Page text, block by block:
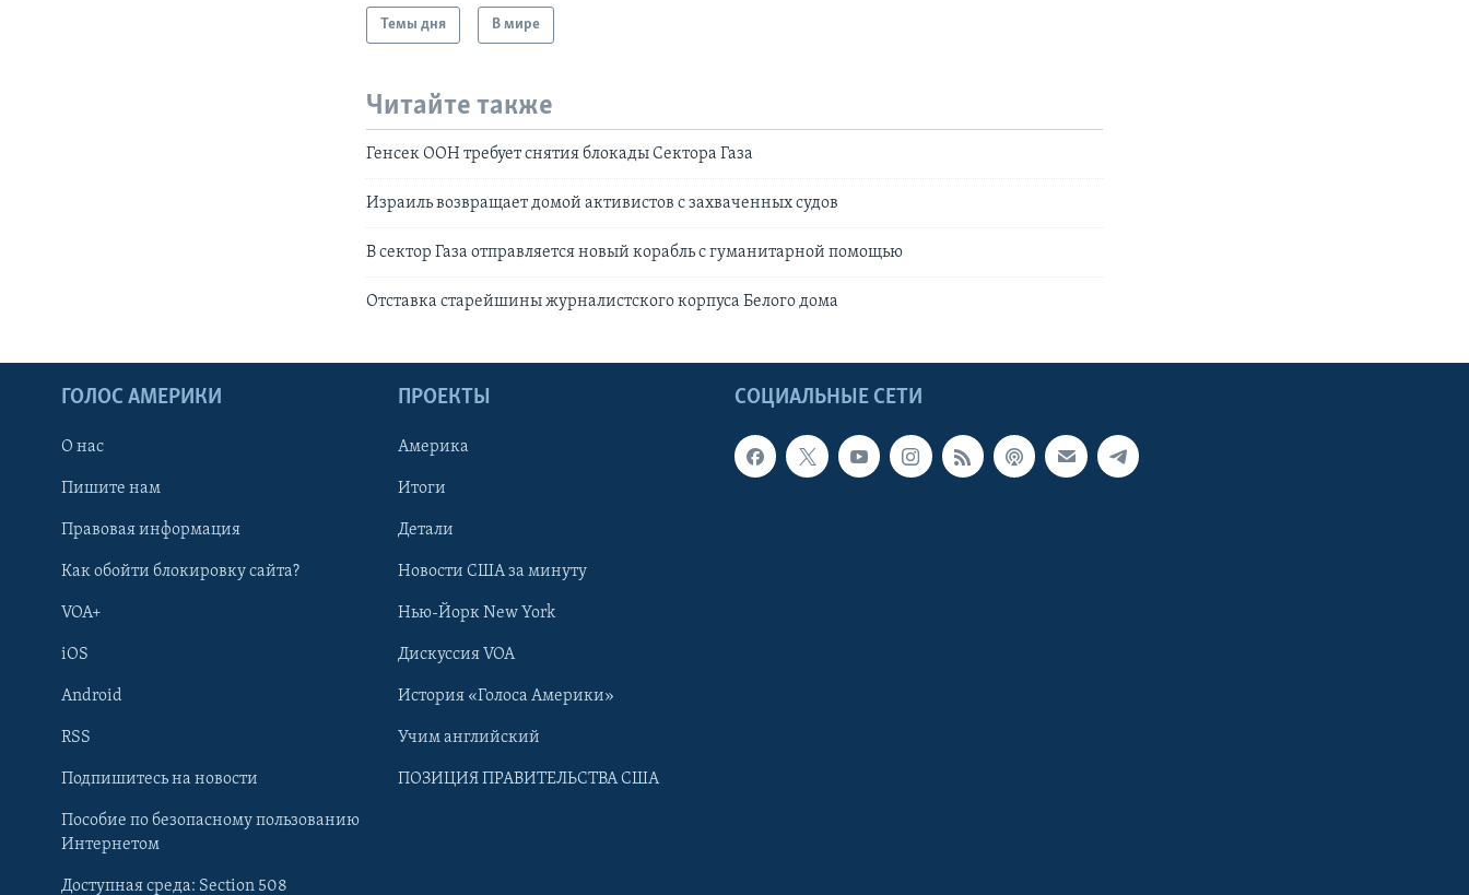
Learning English
Темы дня В мире
Читайте также
Генсек ООН требует снятия блокады Сектора Газа
Израиль возвращает домой активистов с захваченных судов
В сектор Газа отправляется новый корабль с гуманитарной помощью
Отставка старейшины журналистского корпуса Белого дома
СОЦИАЛЬНЫЕ СЕТИ
ГОЛОС АМЕРИКИ
О нас
Пишите нам
Правовая информация
Как обойти блокировку сайта?
VOA+
iOS
Android
RSS
Подпишитесь на новости
Пособие по безопасному пользованию
Интернетом
Доступная среда: Section 508
ПРОЕКТЫ
Америка
Итоги
Детали
Новости США за минуту
Нью-Йорк New York
Дискуссия VOA
История «Голоса Америки»
Учим английский
ПОЗИЦИЯ ПРАВИТЕЛЬСТВА США